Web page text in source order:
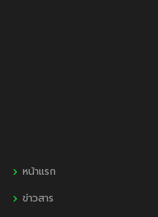
หน้าแรก
ข่าวสาร